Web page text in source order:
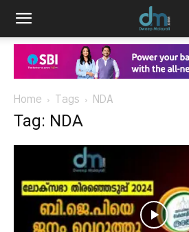
Home Tags NDA
Tag: NDA